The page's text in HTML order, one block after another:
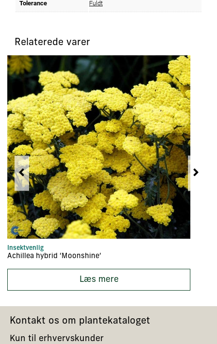
Tolerance Fuldt
Relaterede varer
Insektvenlig
Achillea hybrid ‘Moonshine’
Læs mere
Kontakt os om plantekataloget
Kun til erhvervskunder